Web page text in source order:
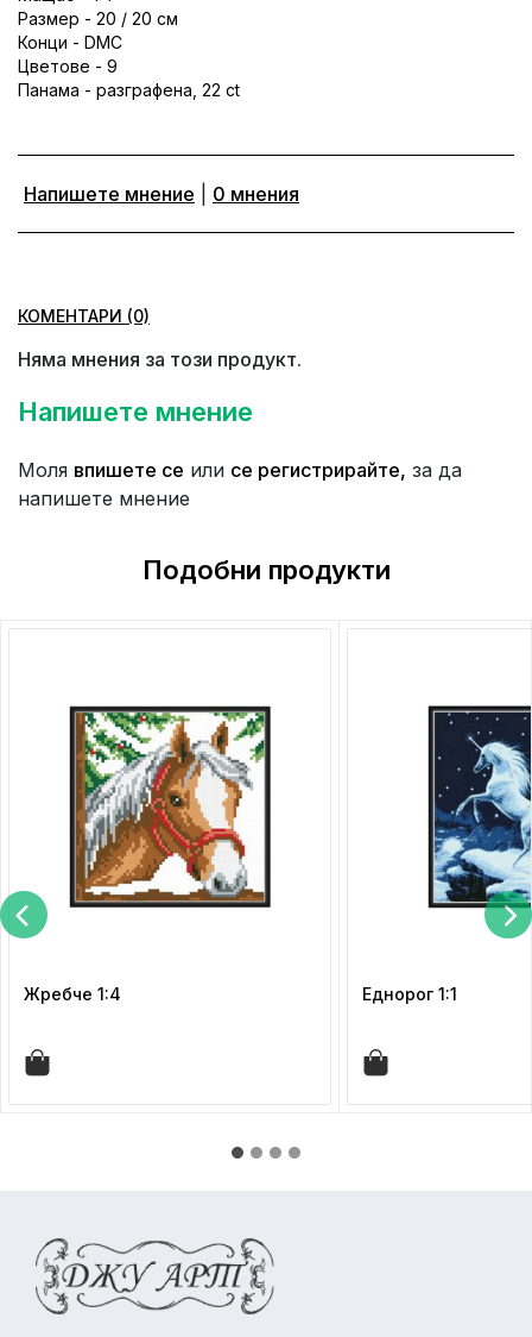
Размер - 20 / 20 см
Конци - DMC
Цветове - 9
Панама - разграфена, 22 ct
Напишете мнение 0 мнения
КОМЕНТАРИ (0)
Няма мнения за този продукт.
Напишете мнение
Моля впишете се или се регистрирайте, за да
напишете мнение
Подобни продукти
Жребче 1:4 Еднорог 1:1